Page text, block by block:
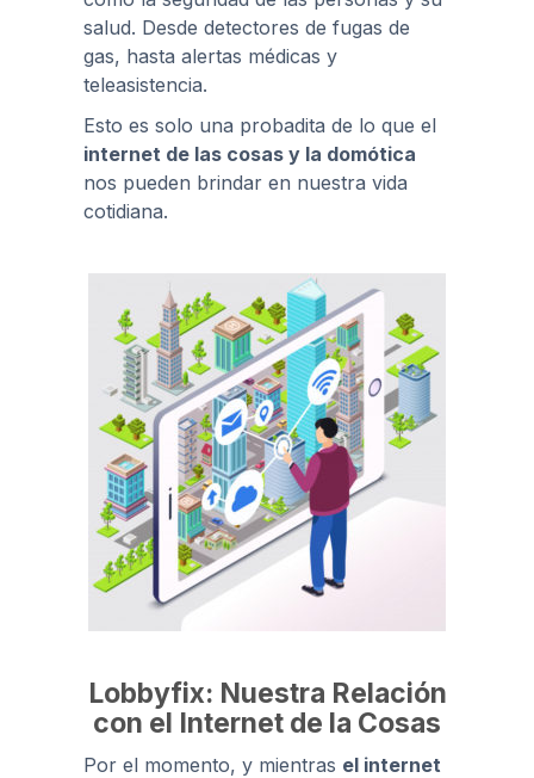
salud. Desde detectores de fugas de
gas, hasta alertas médicas y
teleasistencia.
Esto es solo una probadita de lo que el
internet de las cosas y la domótica
nos pueden brindar en nuestra vida
cotidiana.
Lobbyfix: Nuestra Relación
con el Internet de la Cosas
Por el momento, y mientras el internet